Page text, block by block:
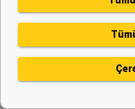
577 hp -